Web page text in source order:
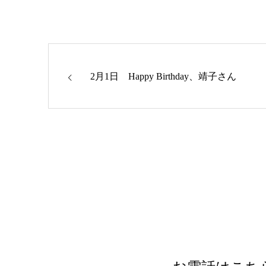
2月1日 Happy Birthday、靖子さん